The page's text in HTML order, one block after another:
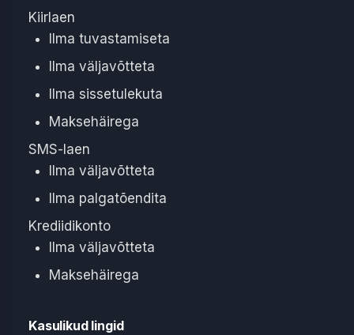
Kiirlaen
Ilma tuvastamiseta
Ilma väljavõtteta
Ilma sissetulekuta
Maksehäirega
SMS-laen
Ilma väljavõtteta
Ilma palgatõendita
Krediidikonto
Ilma väljavõtteta
Maksehäirega
Kasulikud lingid